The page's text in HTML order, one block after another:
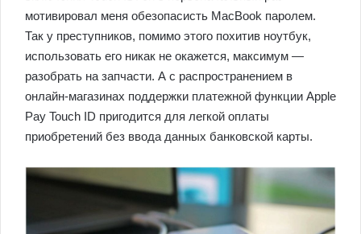
мотивировал меня обезопасисть MacBook паролем.
Так у преступников, помимо этого похитив ноутбук,
использовать его никак не окажется, максимум —
разобрать на запчасти. А с распространением в
онлайн-магазинах поддержки платежной функции Apple
Pay Touch ID пригодится для легкой оплаты
приобретений без ввода данных банковской карты.